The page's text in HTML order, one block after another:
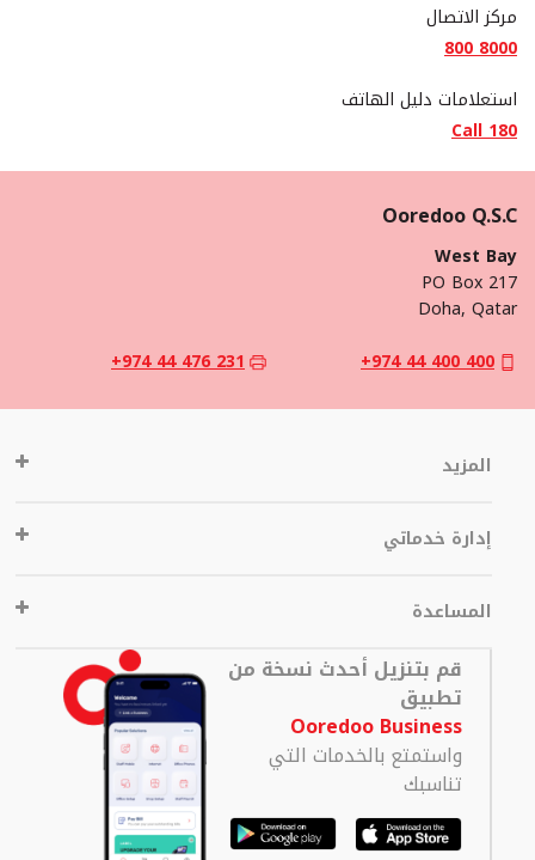
مركز الاتصال
800 8000
استعلامات دليل الهاتف
Call 180
Ooredoo Q.S.C
West Bay
PO Box 217
Doha, Qatar
+974 44 400 400
+974 44 476 231
المزيد
إدارة خدماتي
المساعدة
قم بتنزيل أحدث نسخة من
تطبيق
Ooredoo Business
واستمتع بالخدمات التي
تناسبك